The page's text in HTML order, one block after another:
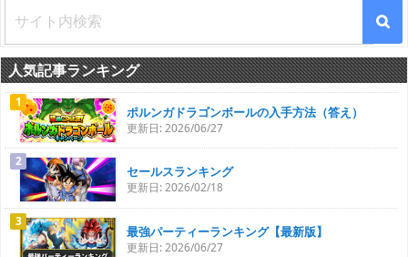
人気記事ランキング
ポルンガドラゴンボールの入手方法（答え）
更新日: 2026/06/27
セールスランキング
更新日: 2026/02/18
最強パーティーランキング【最新版】
更新日: 2026/06/27